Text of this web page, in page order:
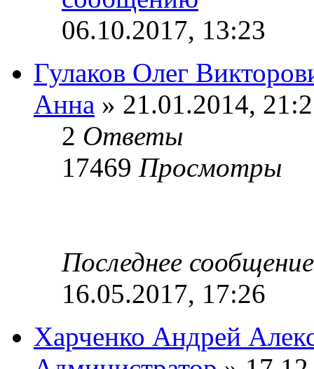
06.10.2017, 13:23
Гулаков Олег
Анна » 21.01.2014,
2 Ответы
17469 Просмотры
Последнее
16.05.2017, 17:26
Харченко Андрей